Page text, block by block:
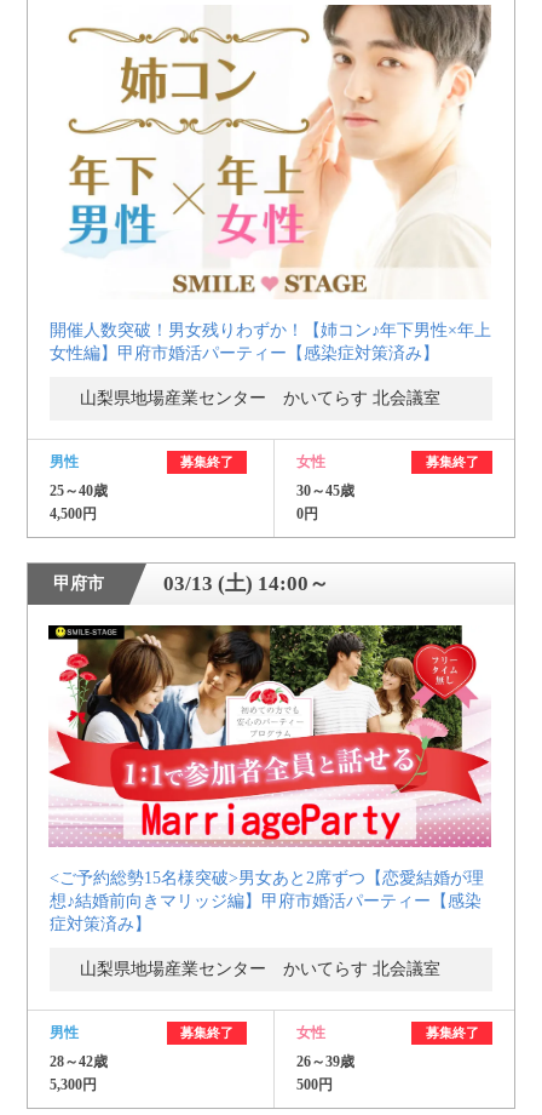
開催人数突破！男女残りわずか！【姉コン♪年下男性×年上
女性編】甲府市婚活パーティー【感染症対策済み】
山梨県地場産業センター かいてらす 北会議室
男性 募集終了
25～40歳
4,500円
女性 募集終了
30～45歳
0円
甲府市 03/13 (土) 14:00～
<ご予約総勢15名様突破>男女あと2席ずつ【恋愛結婚が理
想♪結婚前向きマリッジ編】甲府市婚活パーティー【感染
症対策済み】
山梨県地場産業センター かいてらす 北会議室
男性 募集終了
28～42歳
5,300円
女性 募集終了
26～39歳
500円